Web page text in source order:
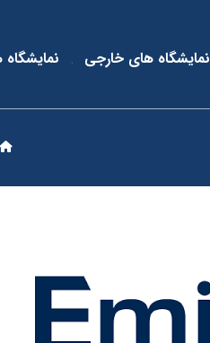
نمایشگاه های خارجی